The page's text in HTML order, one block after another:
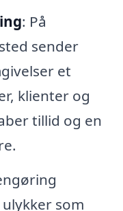
: På
sender
et
klienter og
tillid og en
som